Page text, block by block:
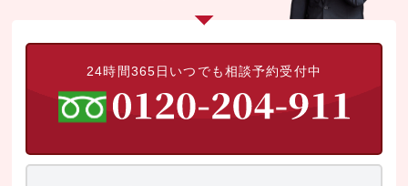
24時間365日いつでも相談予約受付中